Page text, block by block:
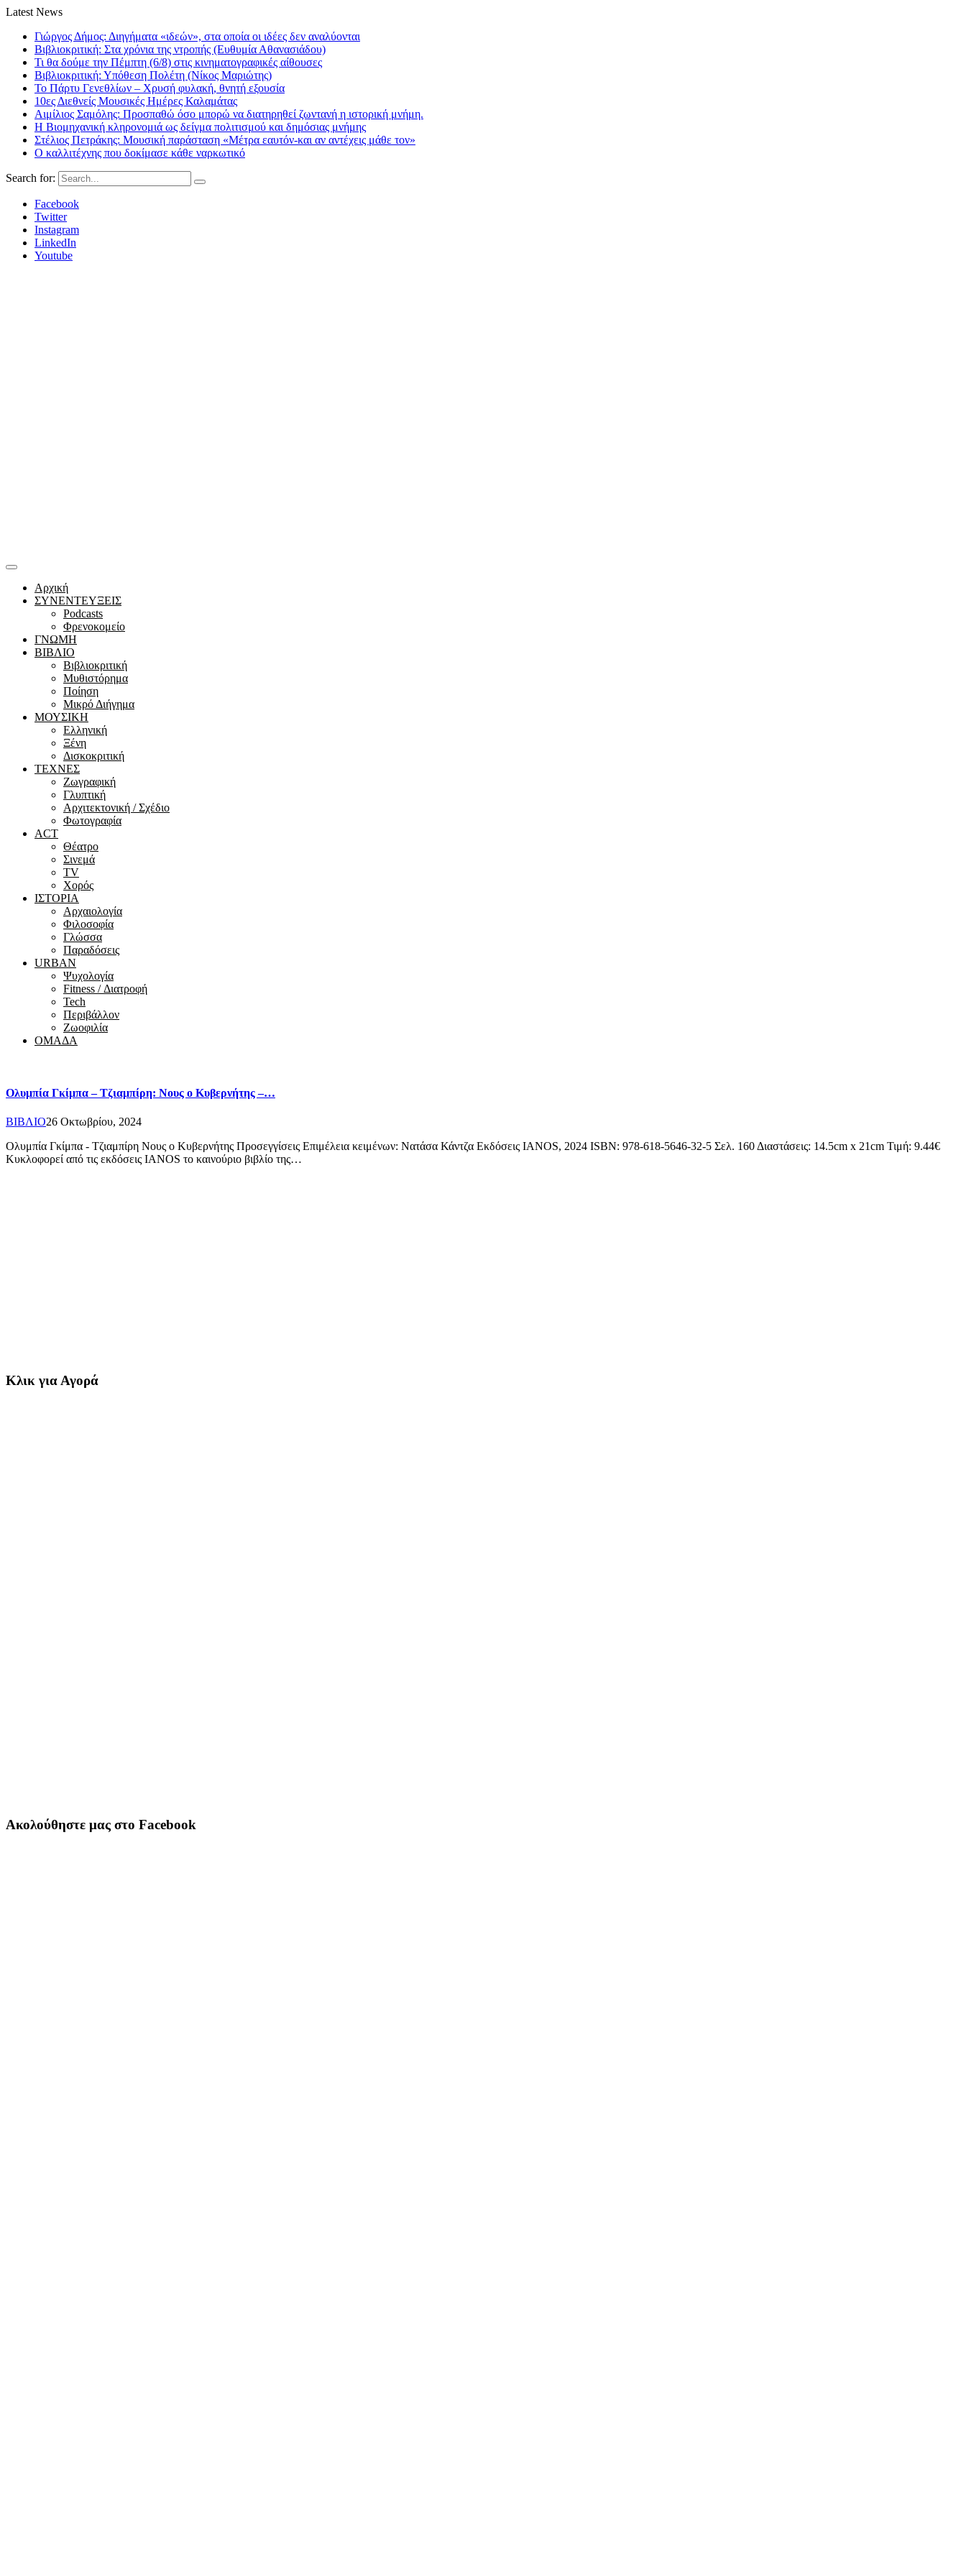
Latest News
Γιώργος Δήμος: Διηγήματα «ιδεών», στα οποία οι ιδέες δεν αναλύονται
Βιβλιοκριτική: Στα χρόνια της ντροπής (Ευθυμία Αθανασιάδου)
Τι θα δούμε την Πέμπτη (6/8) στις κινηματογραφικές αίθουσες
Βιβλιοκριτική: Υπόθεση Πολέτη (Νίκος Μαριώτης)
Το Πάρτυ Γενεθλίων – Χρυσή φυλακή, θνητή εξουσία
10ες Διεθνείς Μουσικές Ημέρες Καλαμάτας
Αιμίλιος Σαμόλης: Προσπαθώ όσο μπορώ να διατηρηθεί ζωντανή η ιστορική μνήμη.
Η Βιομηχανική κληρονομιά ως δείγμα πολιτισμού και δημόσιας μνήμης
Στέλιος Πετράκης: Μουσική παράσταση «Μέτρα εαυτόν-και αν αντέχεις μάθε τον»
Ο καλλιτέχνης που δοκίμασε κάθε ναρκωτικό
Search for:
Facebook
Twitter
Instagram
LinkedIn
Youtube
Αρχική
ΣΥΝΕΝΤΕΥΞΕΙΣ
Podcasts
Φρενοκομείο
ΓΝΩΜΗ
ΒΙΒΛΙΟ
Βιβλιοκριτική
Μυθιστόρημα
Ποίηση
Μικρό Διήγημα
ΜΟΥΣΙΚΗ
Ελληνική
Ξένη
Δισκοκριτική
ΤΕΧΝΕΣ
Ζωγραφική
Γλυπτική
Αρχιτεκτονική / Σχέδιο
Φωτογραφία
ACT
Θέατρο
Σινεμά
ΤV
Χορός
ΙΣΤΟΡΙΑ
Αρχαιολογία
Φιλοσοφία
Γλώσσα
Παραδόσεις
URBAN
Ψυχολογία
Fitness / Διατροφή
Tech
Περιβάλλον
Ζωοφιλία
ΟΜΑΔΑ
Ολυμπία Γκίμπα – Τζιαμπίρη: Νους ο Κυβερνήτης –…
ΒΙΒΛΙΟ26 Οκτωβρίου, 2024
Ολυμπία Γκίμπα - Τζιαμπίρη Νους ο Κυβερνήτης Προσεγγίσεις Επιμέλεια κειμένων: Νατάσα Κάντζα Εκδόσεις IANOS, 2024 ISBN: 978-618-5646-32-5 Σελ. 160 Διαστάσεις: 14.5cm x 21cm Τιμή: 9.44€
Κυκλοφορεί από τις εκδόσεις IANOS το καινούριο βιβλίο της…
Κλικ για Αγορά
Ακολούθηστε μας στο Facebook